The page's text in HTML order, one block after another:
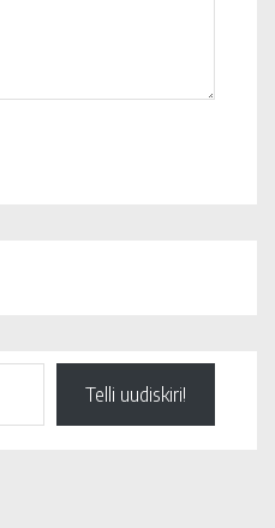
Telli uudiskiri!